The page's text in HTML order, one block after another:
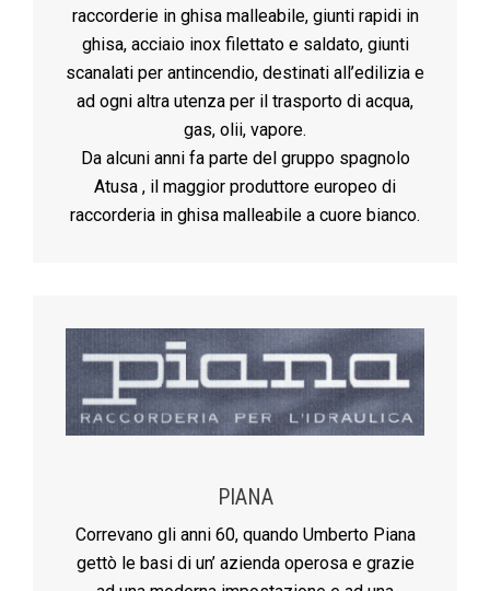
raccorderie in ghisa malleabile, giunti rapidi in
ghisa, acciaio inox filettato e saldato, giunti
scanalati per antincendio, destinati all’edilizia e
ad ogni altra utenza per il trasporto di acqua,
gas, olii, vapore.
Da alcuni anni fa parte del gruppo spagnolo
Atusa , il maggior produttore europeo di
raccorderia in ghisa malleabile a cuore bianco.
PIANA
Correvano gli anni 60, quando Umberto Piana
gettò le basi di un’ azienda operosa e grazie